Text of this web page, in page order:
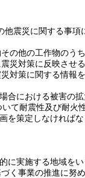
震災に関する事
他の工作物のう
災対策に反映させ
対策に関する情報
合における被害の
いて耐震性及び耐火
を策定しなければな
に実施する地域を
く事業の推進に努